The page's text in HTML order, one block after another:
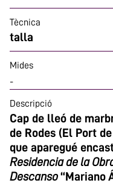
Tècnica
talla
Mides
-
Descripció
Cap de lleó de
de Rodes (El Port
que aparegué
Residencia de la
Descanso “Mariano